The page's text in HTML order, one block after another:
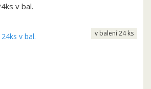
v bal.
v balení 24 ks